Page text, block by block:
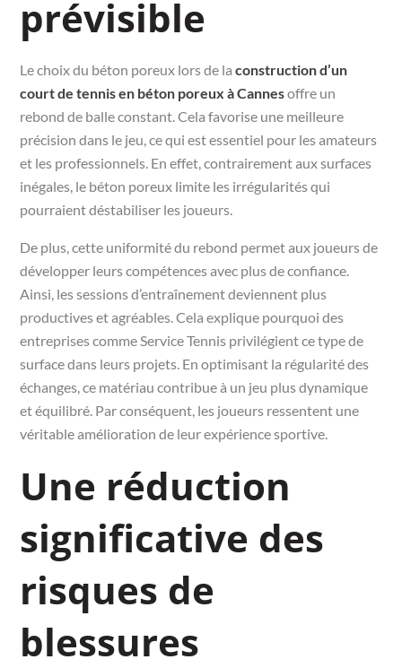
prévisible
Le choix du béton poreux lors de laconstruction d’un
court de tennis en béton poreux à Cannesoffre un
rebond de balle constant. Cela favorise une meilleure
précision dans le jeu, ce qui est essentiel pour les amateurs
et les professionnels. En effet, contrairement aux surfaces
inégales, le béton poreux limite les irrégularités qui
pourraient déstabiliser les joueurs.
De plus, cette uniformité du rebond permet aux joueurs de
développer leurs compétences avec plus de confiance.
Ainsi, les sessions d’entraînement deviennent plus
productives et agréables. Cela explique pourquoi des
entreprises comme Service Tennis privilégient ce type de
surface dans leurs projets. En optimisant la régularité des
échanges, ce matériau contribue à un jeu plus dynamique
et équilibré. Par conséquent, les joueurs ressentent une
véritable amélioration de leur expérience sportive.
Une réduction
significative des
risques de
blessures